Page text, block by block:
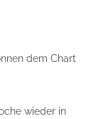
dem Chart
wieder in